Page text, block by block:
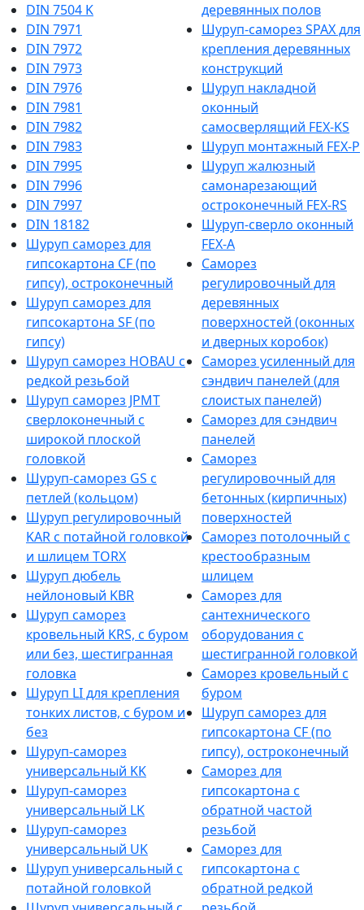
DIN 7504 K
DIN 7971
DIN 7972
DIN 7973
DIN 7976
DIN 7981
DIN 7982
DIN 7983
DIN 7995
DIN 7996
DIN 7997
DIN 18182
Шуруп саморез для
гипсокартона CF (по
гипсу), остроконечный
Шуруп саморез для
гипсокартона SF (по
гипсу)
Шуруп саморез HOBAU с
редкой резьбой
Шуруп саморез JPMT
сверлоконечный с
широкой плоской
головкой
Шуруп-саморез GS с
петлей (кольцом)
Шуруп регулировочный
KAR с потайной головкой
и шлицем TORX
Шуруп дюбель
нейлоновый KBR
Шуруп саморез
кровельный KRS, с буром
или без, шестигранная
головка
Шуруп LI для крепления
тонких листов, с буром и
без
Шуруп-саморез
универсальный KK
Шуруп-саморез
универсальный LK
Шуруп-саморез
универсальный UK
Шуруп универсальный с
потайной головкой
деревянных полов
Шуруп-саморез SPAX для
крепления деревянных
конструкций
Шуруп накладной
оконный
самосверлящий FEX-KS
Шуруп монтажный FEX-P
Шуруп жалюзный
самонарезающий
остроконечный FEX-RS
Шуруп-сверло оконный
FEX-A
Саморез
регулировочный для
деревянных
поверхностей (оконных
и дверных коробок)
Саморез усиленный для
сэндвич панелей (для
слоистых панелей)
Саморез для сэндвич
панелей
Саморез
регулировочный для
бетонных (кирпичных)
поверхностей
Саморез потолочный с
крестообразным
шлицем
Саморез для
сантехнического
оборудования с
шестигранной головкой
Саморез кровельный с
буром
Шуруп саморез для
гипсокартона CF (по
гипсу), остроконечный
Саморез для
гипсокартона с
обратной частой
резьбой
Саморез для
гипсокартона с
обратной редкой